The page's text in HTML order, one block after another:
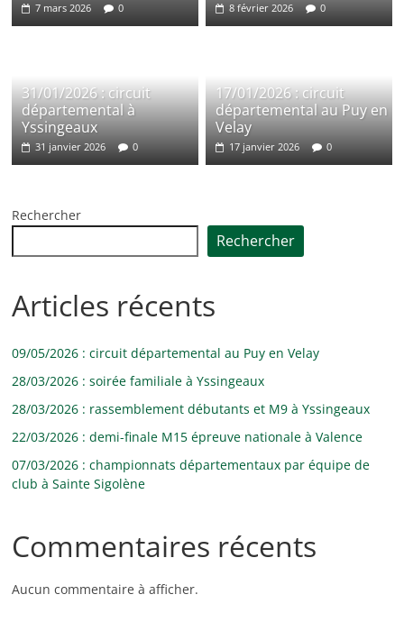
7 mars 2026 0 8 février 2026 0
31/01/2026 : circuit
départemental à
Yssingeaux
31 janvier 2026 0
17/01/2026 : circuit
départemental au Puy en
Velay
17 janvier 2026 0
Rechercher
Rechercher
Articles récents
09/05/2026 : circuit départemental au Puy en Velay
28/03/2026 : soirée familiale à Yssingeaux
28/03/2026 : rassemblement débutants et M9 à Yssingeaux
22/03/2026 : demi-finale M15 épreuve nationale à Valence
07/03/2026 : championnats départementaux par équipe de
club à Sainte Sigolène
Commentaires récents
Aucun commentaire à afficher.